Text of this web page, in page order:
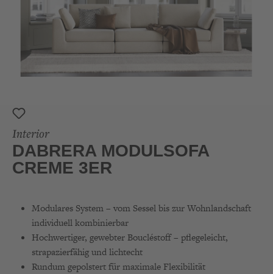
Interior
DABRERA MODULSOFA
CREME 3ER
Modulares System – vom Sessel bis zur Wohnlandschaft
individuell kombinierbar
Hochwertiger, gewebter Boucléstoff – pflegeleicht,
strapazierfähig und lichtecht
Rundum gepolstert für maximale Flexibilität